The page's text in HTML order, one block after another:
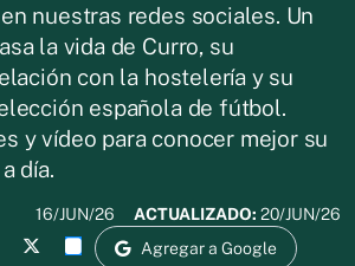
nuestras redes sociales. Un
la vida de Curro, su
con la hostelería y su
española de fútbol.
y vídeo para conocer mejor su
día.
16/JUN/26 ACTUALIZADO: 20/JUN/26
Agregar a Google